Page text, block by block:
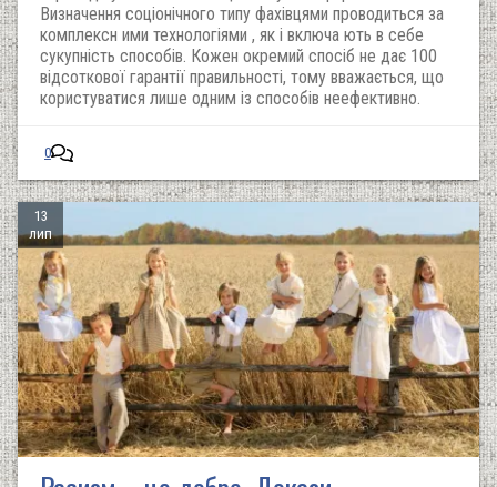
Визначення соціонічного типу фахівцями проводиться за
комплексн ими технологіями , як і включа ють в себе
сукупність способів. Кожен окремий спосіб не дає 100
відсоткової гарантії правильності, тому вважається, що
користуватися лише одним із способів неефективно.
0
13
лип